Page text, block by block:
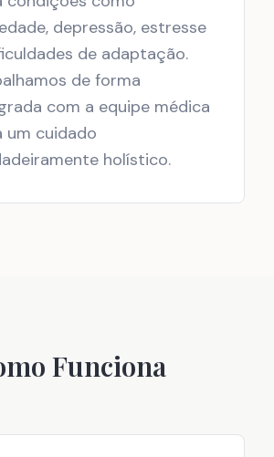
depressão, estresse
de adaptação.
de forma
com a equipe médica
um cuidado
holístico.
Funciona